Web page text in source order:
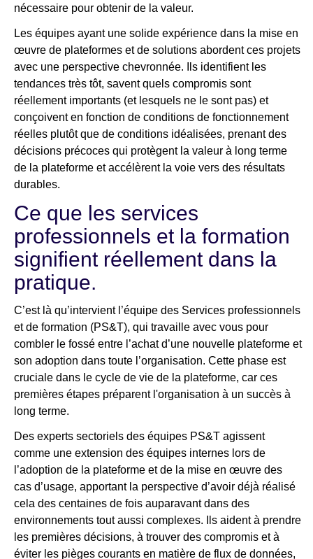
nécessaire pour obtenir de la valeur.
Les équipes ayant une solide expérience dans la mise en
œuvre de plateformes et de solutions abordent ces projets
avec une perspective chevronnée. Ils identifient les
tendances très tôt, savent quels compromis sont
réellement importants (et lesquels ne le sont pas) et
conçoivent en fonction de conditions de fonctionnement
réelles plutôt que de conditions idéalisées, prenant des
décisions précoces qui protègent la valeur à long terme
de la plateforme et accélèrent la voie vers des résultats
durables.
Ce que les services
professionnels et la formation
signifient réellement dans la
pratique.
C’est là qu’intervient l’équipe des Services professionnels
et de formation (PS&T), qui travaille avec vous pour
combler le fossé entre l’achat d’une nouvelle plateforme et
son adoption dans toute l’organisation. Cette phase est
cruciale dans le cycle de vie de la plateforme, car ces
premières étapes préparent l'organisation à un succès à
long terme.
Des experts sectoriels des équipes PS&T agissent
comme une extension des équipes internes lors de
l’adoption de la plateforme et de la mise en œuvre des
cas d’usage, apportant la perspective d’avoir déjà réalisé
cela des centaines de fois auparavant dans des
environnements tout aussi complexes. Ils aident à prendre
les premières décisions, à trouver des compromis et à
éviter les pièges courants en matière de flux de données,